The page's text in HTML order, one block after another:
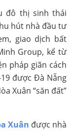
đô thị sinh thái
hút nhà đầu tư
giao dịch bất
Group, kể từ
pháp giãn cách
được Đà Nẵng
Xuân “săn đất”
Xuân được nhà